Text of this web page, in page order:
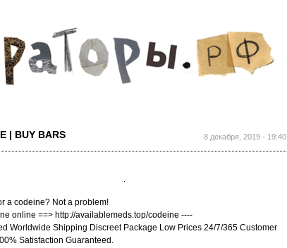
8 декабря, 2019 - 19:40
| BUY BARS
a codeine? Not a problem!
online ==> http://availablemeds.top/codeine ----
Worldwide Shipping Discreet Package Low Prices 24/7/365 Customer
Satisfaction Guaranteed.